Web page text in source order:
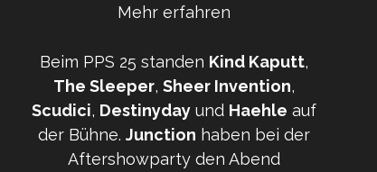
Mehr erfahren
Beim PPS 25 standen Kind Kaputt,
TheSleeper,Sheer Invention,
Scudici, Destinyday und Haehle auf
der Bühne.Junction haben bei der
Aftershowparty den Abend